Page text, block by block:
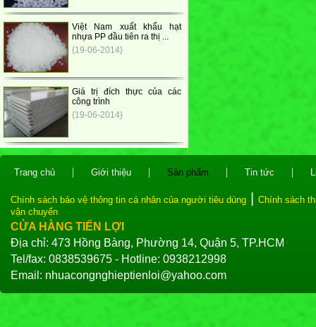
Việt Nam xuất khẩu hạt
nhựa PP đầu tiên ra thị ...
{19-06-2014}
Giá trị đích thực của các
công trình
{19-06-2014}
Trang chủ | Giới thiệu | Sản phẩm | Tin tức |
Chính sách bảo vệ thông tin cá nhân của người tiêu dùng
Chính sách
vận chuyển
CỬA HÀNG TIẾN LỢI
Địa chỉ: 473 Hồng Bàng, Phường 14, Quận 5, TP.HCM
Tel/fax: 0838539675 - Hotline: 0938212998
Email: nhuacongnghieptienloi@yahoo.com